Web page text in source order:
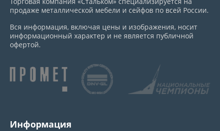
продаже металлической мебели и сейфов по всей России.
Вся информация, включая цены и изображения, носит
информационный характер и не является публичной
офертой.
Информация